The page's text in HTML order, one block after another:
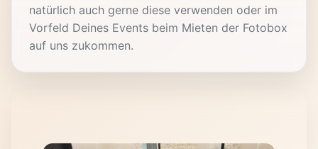
natürlich auch gerne diese verwenden oder im
Vorfeld Deines Events beim Mieten der Fotobox
auf uns zukommen.